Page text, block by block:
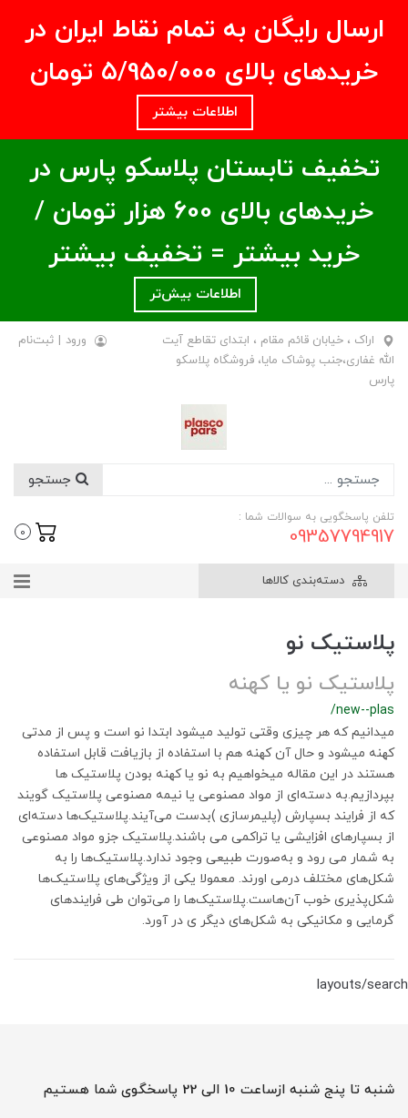
ارسال رایگان به تمام نقاط ایران در
خریدهای بالای ۵/950/000 تومان
اطلاعات بیشتر
تخفیف تابستان پلاسکو پارس در
خریدهای بالای ۶00 هزار تومان /
خرید بیشتر = تخفیف بیشتر
اطلاعات بیش‌تر
اراک ، خیابان قائم مقام ، ابتدای تقاطع آیت
الله غفاری،جنب پوشاک مایا، فروشگاه پلاسکو
پارس
ورود | ثبت‌نام
تلفن پاسخگویی به سوالات شما :
09357794917
0
دسته‌بندی کالاها
پلاستیک نو
پلاستیک نو یا کهنه
/new--plas
میدانیم که هر چیزی وقتی تولید میشود ابتدا نو است و پس از مدتی
کهنه میشود و حال آن کهنه هم با استفاده از بازیافت قابل استفاده
هستند در این مقاله میخواهیم به نو یا کهنه بودن پلاستیک ها
بپردازیم.به دسته‌ای از مواد مصنوعی یا نیمه مصنوعی پلاستیک گویند
که از فرایند بسپارش (پلیمرسازی )بدست می‌آیند.پلاستیک‌ها دسته‌ای
از بسپارهای افزایشی یا تراکمی می باشند.پلاستیک جزو مواد مصنوعی
به شمار می رود و به‌صورت طبیعی وجود ندارد.پلاستیک‌ها را به
شکل‌های مختلف درمی اورند. معمولا یکی از ویژگی‌های پلاستیک‌ها
شکل‌پذیری خوب آن‌هاست.پلاستیک‌ها را می‌توان طی فرایندهای
گرمایی و مکانیکی به شکل‌های دیگر ی در آورد.
layouts/search
شنبه تا پنج شنبه ازساعت 10 الی 22 پاسخگوی شما هستیم